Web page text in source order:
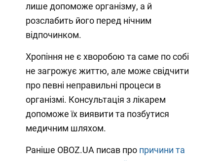
лише допоможе організму, а й
розслабить його перед нічним
відпочинком.
Хропіння не є хворобою та саме по собі
не загрожує життю, але може свідчити
про певні неправильні процеси в
організмі. Консультація з лікарем
допоможе їх виявити та позбутися
медичним шляхом.
Раніше OBOZ.UA писав про причини та